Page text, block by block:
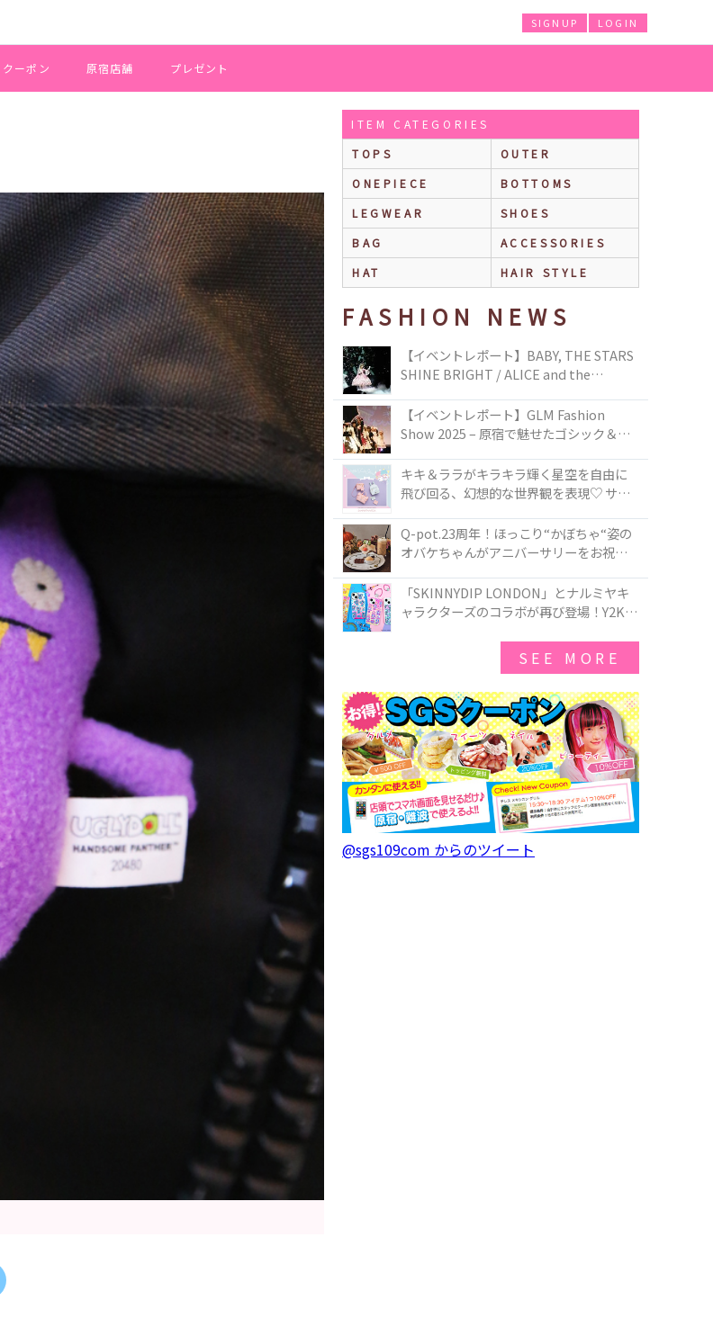
LOGIN
SIGNUP
クーポン 原宿店舗 プレゼント
ITEM CATEGORIES
TOPS
OUTER
ONEPIECE
BOTTOMS
LEGWEAR
SHOES
BAG
ACCESSORIES
HAT
HAIR STYLE
FASHION NEWS
【イベントレポート】BABY, THE STARS
SHINE BRIGHT / ALICE and the
TOKYO
【イベントレポート】GLM Fashion
Show 2025 – 原宿で魅せたゴシック＆ロ
キキ＆ララがキラキラ輝く星空を自由に
飛び回る、幻想的な世界観を表現♡ サマ
50周年アニバーサリーイヤー』を記念し
たコレクションが登場
Q-pot.23周年！ほっこり“かぼちゃ“姿の
オバケちゃんがアニバーサリーをお祝い
ー」が新発売！Q-pot CAFE.では「かぼち
ゃのオバケーキプレート」も登場
「SKINNYDIP LONDON」とナルミヤキ
ャラクターズのコラボが再び登場！Y2Kム
SEE MORE
@sgs109com からのツイート